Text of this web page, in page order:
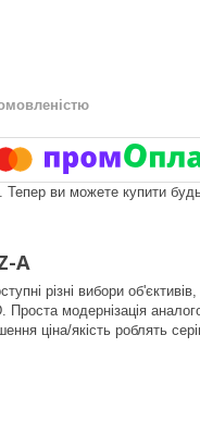
Тепер ви можете купити
A
різні вибори
модернізація
ціна/якість роблять